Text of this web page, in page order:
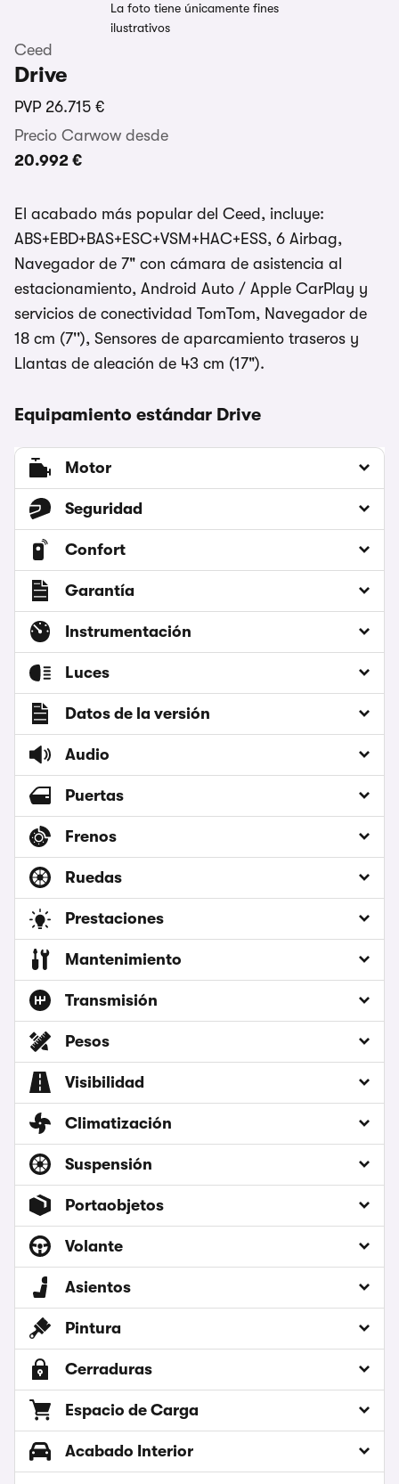
La foto tiene únicamente fines
ilustrativos
Ceed
Drive
PVP 26.715 €
Precio Carwow desde
20.992 €
El acabado más popular del Ceed, incluye:
ABS+EBD+BAS+ESC+VSM+HAC+ESS, 6 Airbag,
Navegador de 7" con cámara de asistencia al
estacionamiento, Android Auto / Apple CarPlay y
servicios de conectividad TomTom, Navegador de
18 cm (7''), Sensores de aparcamiento traseros y
Llantas de aleación de 43 cm (17").
Equipamiento estándar Drive
Motor
Seguridad
Confort
Garantía
Instrumentación
Luces
Datos de la versión
Audio
Puertas
Frenos
Ruedas
Prestaciones
Mantenimiento
Transmisión
Pesos
Visibilidad
Climatización
Suspensión
Portaobjetos
Volante
Asientos
Pintura
Cerraduras
Espacio de Carga
Acabado Interior